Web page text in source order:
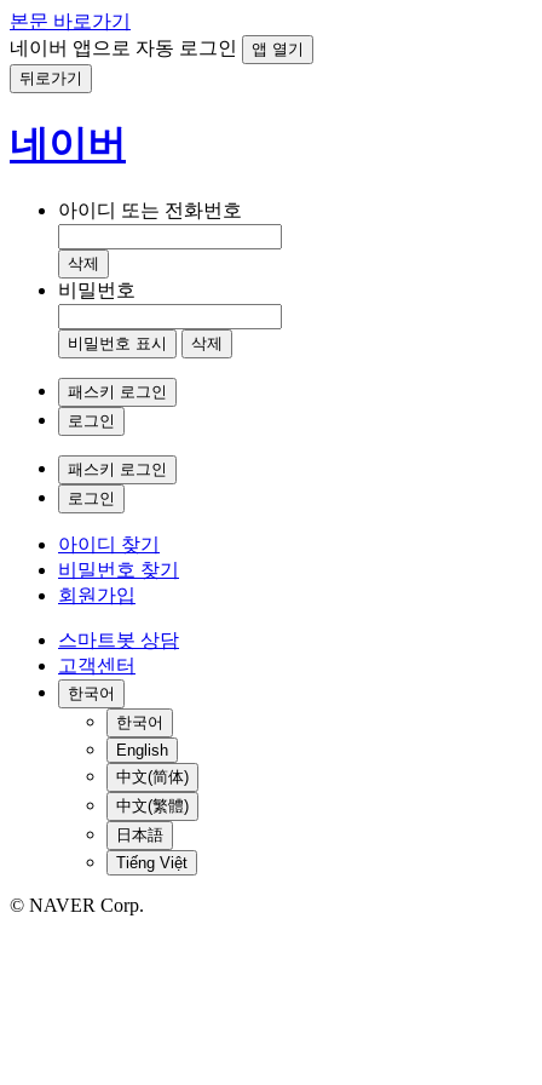
본문 바로가기
네이버 앱으로 자동 로그인
앱 열기
뒤로가기
네이버
아이디 또는 전화번호
삭제
비밀번호
비밀번호 표시 삭제
패스키 로그인
로그인
패스키 로그인
로그인
아이디 찾기
비밀번호 찾기
회원가입
스마트봇 상담
고객센터
한국어
한국어
English
中文(简体)
中文(繁體)
日本語
Tiếng Việt
© NAVER Corp.